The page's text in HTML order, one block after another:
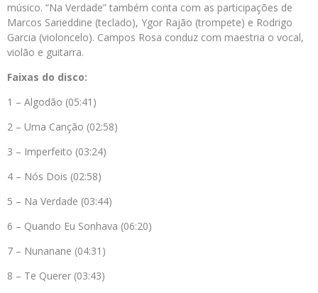
músico. “Na Verdade” também conta com as participações de
Marcos Sarieddine (teclado), Ygor Rajão (trompete) e Rodrigo
Garcia (violoncelo). Campos Rosa conduz com maestria o vocal,
violão e guitarra.
Faixas do disco:
1 – Algodão (05:41)
2 – Uma Canção (02:58)
3 – Imperfeito (03:24)
4 – Nós Dois (02:58)
5 – Na Verdade (03:44)
6 – Quando Eu Sonhava (06:20)
7 – Nunanane (04:31)
8 – Te Querer (03:43)